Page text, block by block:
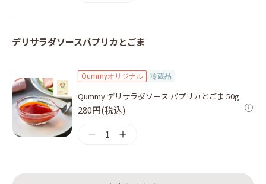
デリサラダソースパプリカとごま
Qummyオリジナル 冷蔵品
Qummy デリサラダソース パプリカとごま 50g
280円(税込)
1